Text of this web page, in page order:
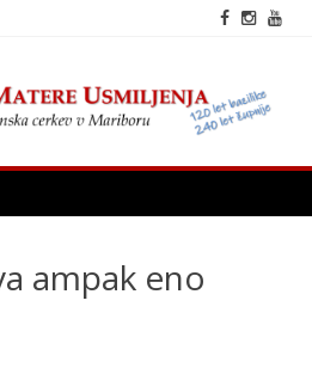
Usmiljenja
ampak eno